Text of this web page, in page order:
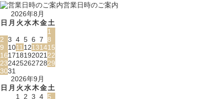
営業日時のご案内
2026年8月
日 月 火水木金土
1
2 3 4 5 6 7 8
9
1011 12131415
161718192021 22
23242526272829
3031
2026年9月
日 月 火水木金土
1
2 3 4 5